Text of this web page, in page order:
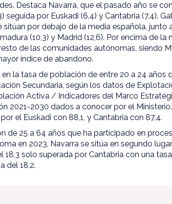
Destaca Navarra, que el pasado año se
por Euskadi (6,4) y Cantabria (7,4).
por debajo de la media española, junto
(10,3) y Madrid (12,6). Por encima de
de las comunidades autónomas, siendo
índice de abandono.
la tasa de población de entre 20 a 24 años
Secundaria, según los datos de
Activa / Indicadores del Marco
2021-2030 dados a conocer por el
el Euskadi con 88,1, y Cantabria con 87,4.
de 25 a 64 años que ha participado en
en 2023, Navarra se sitúa en segundo
solo superada por Cantabria con una
del 18,2.